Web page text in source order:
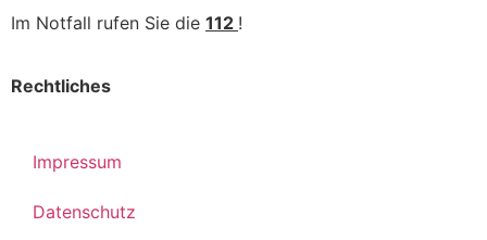
Im Notfall rufen Sie die 112 !
Rechtliches
Impressum
Datenschutz